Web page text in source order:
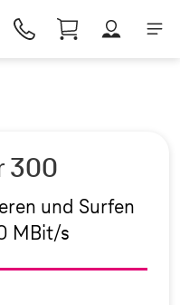
300
und Surfen
MBit/s